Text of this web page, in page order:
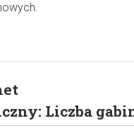
Liczba